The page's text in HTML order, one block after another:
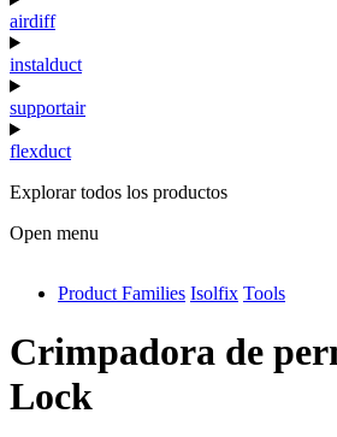
airdiff
instalduct
supportair
flexduct
Explorar todos los productos
Open menu
antivib
isolfix
airdiff
Product Families Isolfix Tools
Crimpadora de
Lock